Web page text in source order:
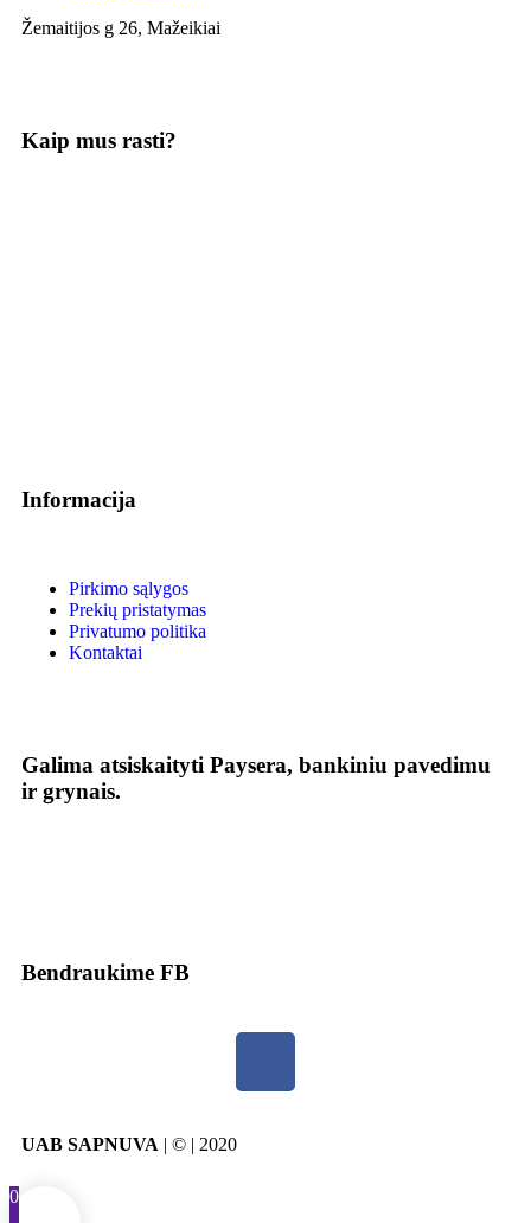
Žemaitijos g 26, Mažeikiai
Kaip mus rasti?
Informacija
Pirkimo sąlygos
Prekių pristatymas
Privatumo politika
Kontaktai
Galima atsiskaityti Paysera, bankiniu pavedimu
ir grynais.
Bendraukime FB
UAB SAPNUVA | © | 2020
0